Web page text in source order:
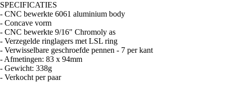
SPECIFICATIES
- CNC bewerkte 6061 aluminium body
- Concave vorm
- CNC bewerkte 9/16" Chromoly as
- Verzegelde ringlagers met LSL ring
- Verwisselbare geschroefde pennen - 7 per kant
- Afmetingen: 83 x 94mm
- Gewicht: 338g
- Verkocht per paar